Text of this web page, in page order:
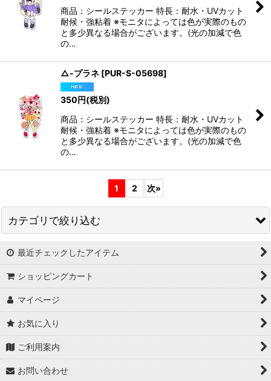
商品：シールステッカー 特長：耐水・UVカット
耐候・強粘着 ※モニタによっては色が実際のもの
と多少異なる場合がございます。(光の加減で色
の…
△-プラネ [PUR-S-05698]
350円(税別)
商品：シールステッカー 特長：耐水・UVカット
耐候・強粘着 ※モニタによっては色が実際のもの
と多少異なる場合がございます。(光の加減で色
の…
1 2 次»
カテゴリで絞り込む
雑貨屋アリスの白うさぎ
最近チェックしたアイテム
ショッピングカート
マイページ
お気に入り
ご利用案内
お問い合わせ